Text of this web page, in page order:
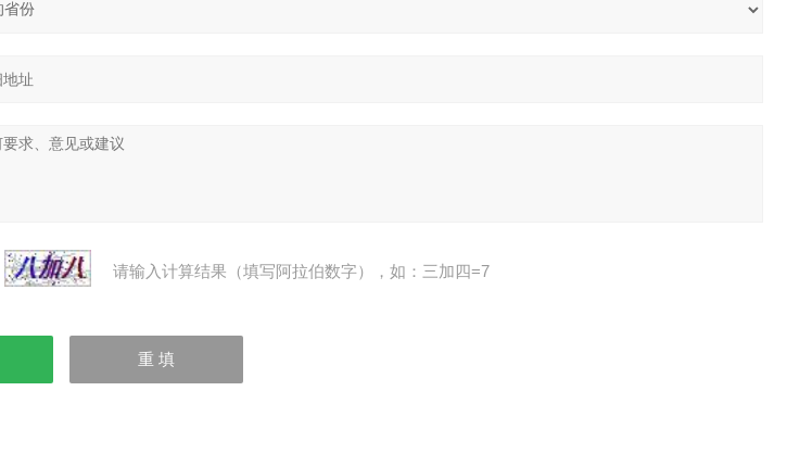
请输入计算结果（填写阿拉伯数字），如：三加四=7